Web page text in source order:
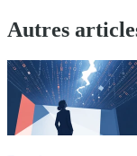
Autres